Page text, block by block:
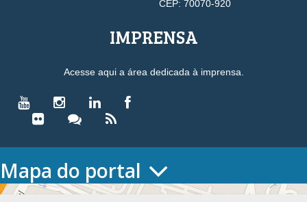
CEP: 70070-920
IMPRENSA
Acesse aqui a área dedicada à imprensa.
Mapa do portal
HOME